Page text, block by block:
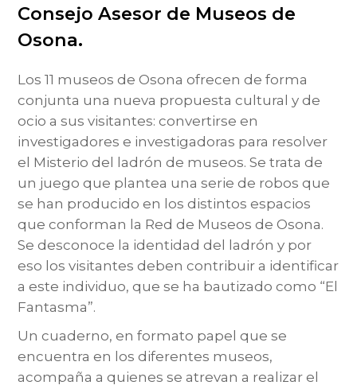
Consejo Asesor de Museos de
Osona.
Los 11 museos de Osona ofrecen de forma
conjunta una nueva propuesta cultural y de
ocio a sus visitantes: convertirse en
investigadores e investigadoras para resolver
el Misterio del ladrón de museos. Se trata de
un juego que plantea una serie de robos que
se han producido en los distintos espacios
que conforman la Red de Museos de Osona.
Se desconoce la identidad del ladrón y por
eso los visitantes deben contribuir a identificar
a este individuo, que se ha bautizado como “El
Fantasma”.
Un cuaderno, en formato papel que se
encuentra en los diferentes museos,
acompaña a quienes se atrevan a realizar el